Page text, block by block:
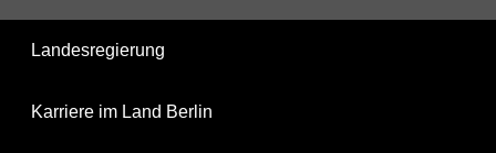
Landesregierung
Karriere im Land Berlin